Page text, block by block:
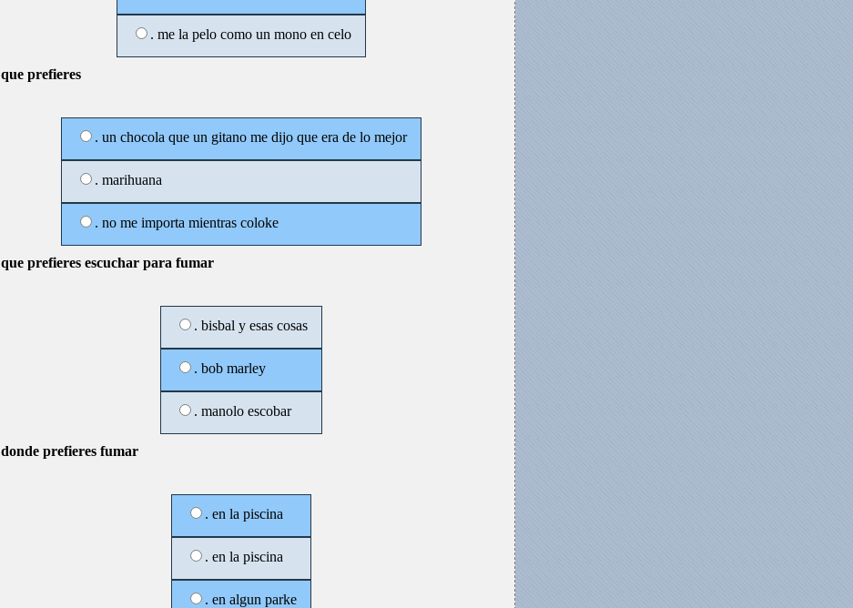
. me la pelo como un mono en celo
que prefieres
. un chocola que un gitano me dijo que era de lo mejor
. marihuana
. no me importa mientras coloke
que prefieres escuchar para fumar
. bisbal y esas cosas
. bob marley
. manolo escobar
donde prefieres fumar
. en la piscina
. en la piscina
. en algun parke